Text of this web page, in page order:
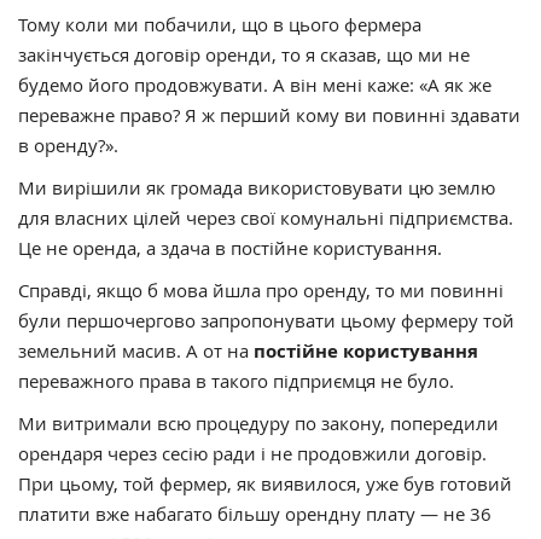
Тому коли ми побачили, що в цього фермера
закінчується договір оренди, то я сказав, що ми не
будемо його продовжувати. А він мені каже: «А як же
переважне право? Я ж перший кому ви повинні здавати
в оренду?».
Ми вирішили як громада використовувати цю землю
для власних цілей через свої комунальні підприємства.
Це не оренда, а здача в постійне користування.
Справді, якщо б мова йшла про оренду, то ми повинні
були першочергово запропонувати цьому фермеру той
земельний масив. А от на постійне користування
переважного права в такого підприємця не було.
Ми витримали всю процедуру по закону, попередили
орендаря через сесію ради і не продовжили договір.
При цьому, той фермер, як виявилося, уже був готовий
платити вже набагато більшу орендну плату — не 36